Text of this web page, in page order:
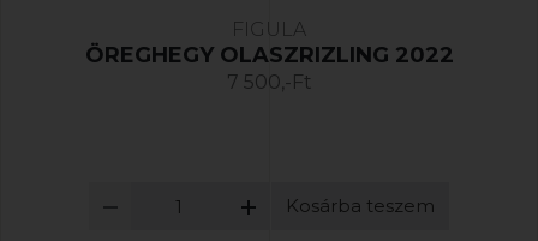
FIGULA
ÖREGHEGY OLASZRIZLING 2022
7 500,-Ft
Kosárba teszem